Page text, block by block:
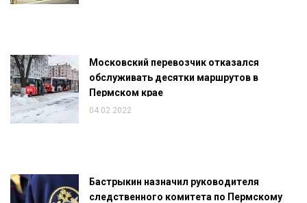
Московский перевозчик отказался
обслуживать десятки маршрутов в
Пермском крае
04.02.2022
Бастрыкин назначил руководителя
следственного комитета по Пермскому